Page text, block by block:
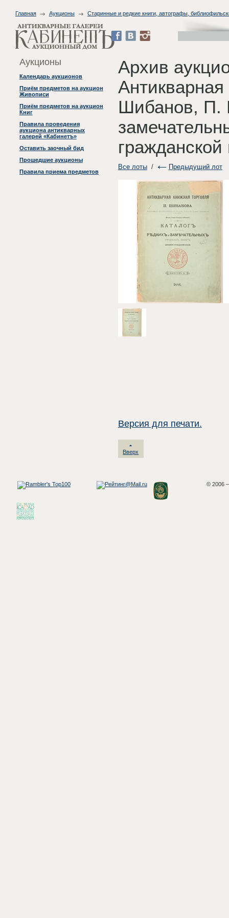
Главная Аукционы Старинные и редкие книги, автографы,
Аукционы
Календарь аукционов
Приём предметов на аукцион
Живописи
Приём предметов на аукцион
Книг
Правила проведения
аукциона антикварных
галерей «Кабинетъ»
Оставить заочный бид
Прошедшие аукционы
Правила приема предметов
Архив
Шибанов, П.
гражданской
Все лоты/ Предыдущий лот
Версия для печати.
Вверх
© 2006